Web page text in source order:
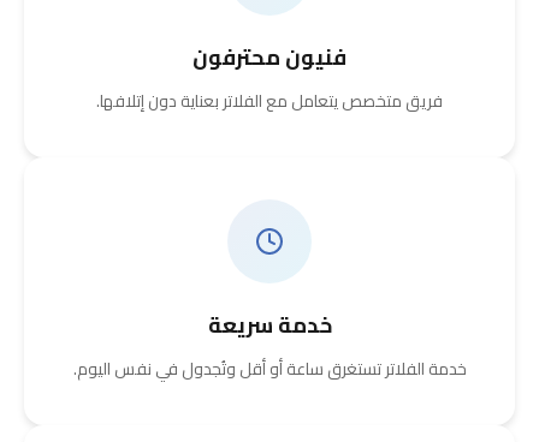
فنيون محترفون
فريق متخصص يتعامل مع الفلاتر بعناية دون إتلافها.
خدمة سريعة
خدمة الفلاتر تستغرق ساعة أو أقل وتُجدول في نفس اليوم.